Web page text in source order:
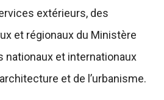
extérieurs, des
et régionaux du Ministère
nationaux et internationaux
et de l’urbanisme.